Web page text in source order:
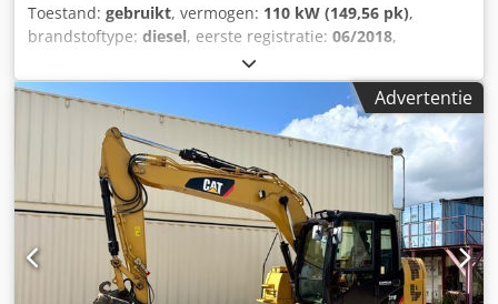
Toestand: gebruikt, vermogen: 110 kW (149,56 pk),
brandstoftype: diesel, eerste registratie: 06/2018,
, bedrijfsturen:
met draaikop EGSON – motor 110 kW – 1 x bak – leidingen
voor extra functies – airconditioning – steunplaat – 2 x
steunpoten – totaal gewicht 18.000 kg – = Meer informatie
= Crsdpfx Aisy D Uz Dj Nsf Bouwjaar: 2018 Aandrijving: wiel
Leeggewicht: 17.930 kg CE-markering: ja Neem contact op
met Miguel Cubas voor meer informatie. =
Bedrijfsinformatie = Wij zijn gevestigd tussen Antwerpen
en Brussel, langs de A12-snelweg, in de buurt van de
haven van Antwerpen. Openingstijden: van maandag tot
en met vrijdag continu van 8.30 uur tot 19.00 uur.
Advertentie